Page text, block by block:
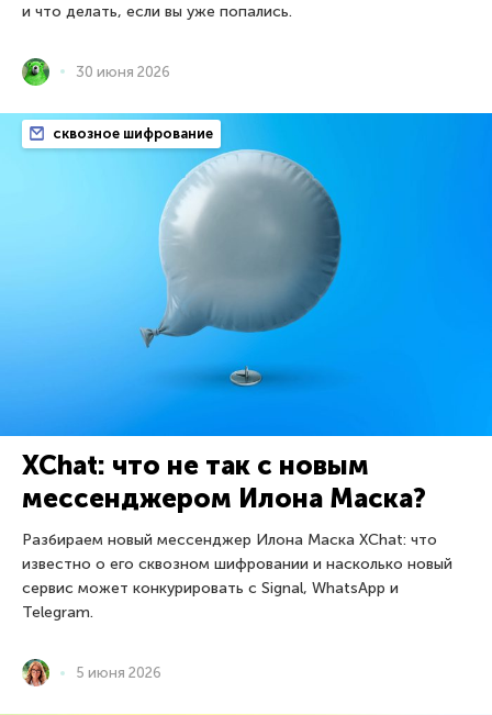
и что делать, если вы уже попались.
30 июня 2026
сквозное шифрование
XChat: что не так с новым
мессенджером Илона Маска?
Разбираем новый мессенджер Илона Маска XChat: что
известно о его сквозном шифровании и насколько новый
сервис может конкурировать с Signal, WhatsApp и
Telegram.
5 июня 2026